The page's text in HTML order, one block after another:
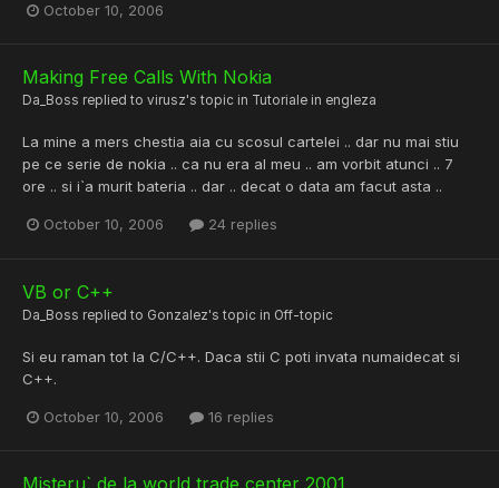
October 10, 2006
Making Free Calls With Nokia
Da_Boss replied to virusz's topic in Tutoriale in engleza
La mine a mers chestia aia cu scosul cartelei .. dar nu mai stiu
pe ce serie de nokia .. ca nu era al meu .. am vorbit atunci .. 7
ore .. si i`a murit bateria .. dar .. decat o data am facut asta ..
October 10, 2006 24 replies
VB or C++
Da_Boss replied to Gonzalez's topic in Off-topic
Si eu raman tot la C/C++. Daca stii C poti invata numaidecat si
C++.
October 10, 2006 16 replies
Misteru` de la world trade center 2001